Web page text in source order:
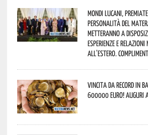
Mondi lucani,
personalità del
metteranno a
esperienze e
all’estero.
Vincita da record in
600000 euro!